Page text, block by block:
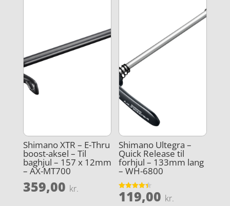
Shimano XTR – E-Thru
boost-aksel – Til
baghjul – 157 x 12mm
– AX-MT700
359,00 kr.
Shimano Ultegra –
Quick Release til
forhjul – 133mm lang
– WH-6800
Vurderet
4.4
119,00 kr.